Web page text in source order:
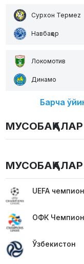
Сурхон Термеz
Навбаҳор
Локомотив
Динамо
Барча
МУСОБАҚАЛАР
МУСОБАҚАЛАР
UEFA
ОФК
Ўзбекистон